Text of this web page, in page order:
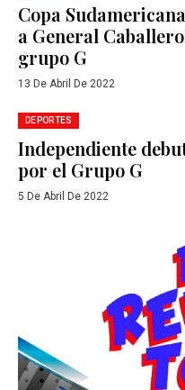
Copa
a General
grupo G
13 De Abril De 2022
DEPORTES
Independiente
por el Grupo G
5 De Abril De 2022